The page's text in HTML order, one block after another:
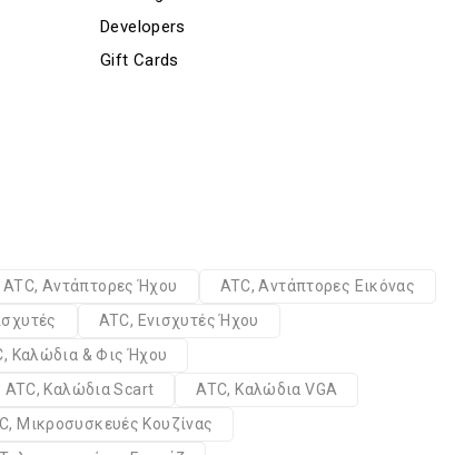
Developers
Gift Cards
ATC, Αντάπτορες Ήχου
ATC, Αντάπτορες Εικόνας
ATC, Ενισχυτές Ήχου
Καλώδια & Φις Ήχου
ATC, Καλώδια Scart
ATC, Καλώδια VGA
Μικροσυσκευές Κουζίνας